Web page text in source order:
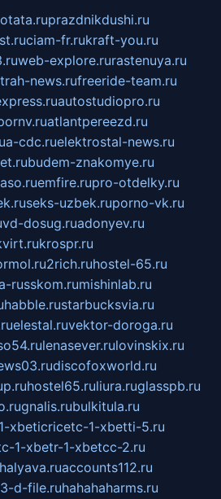
prazdnikdushi.ru
ciam-fr.rukraft-you.ru
web-explore.rurastenuya.ru
news.rufreeride-team.ru
autostudiopro.ru
atlantpereezd.ru
a-cdc.ruelektrostal-news.ru
budem-znakomye.ru
emfire.rupro-otdelky.ru
seks-uzbek.ruporno-vk.ru
vd-dosug.ruadonyev.ru
krospr.ru
2rich.ruhostel-65.ru
russkom.rumishinlab.ru
habble.rustarbucksvia.ru
elestal.ruvektor-doroga.ru
lenasever.rulovinskix.ru
discofoxworld.ru
hostel65.ruliura.ruglasspb.ru
gnalis.rubulkitula.ru
1-xbeticricetc-1-xbetti-5.ru
1-xbetr-1-xbetcc-2.ru
accounts112.ru
3-d-file.ruhahahaharms.ru